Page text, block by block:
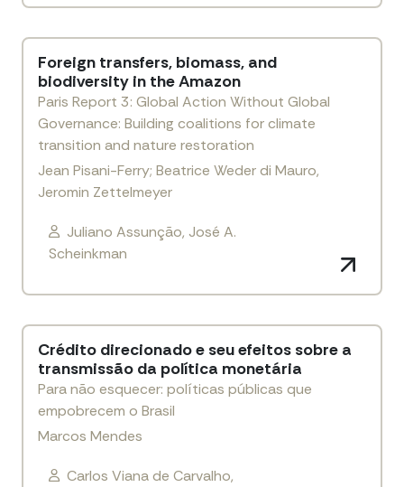
Foreign transfers, biomass, and
biodiversity in the Amazon
Paris Report 3: Global Action Without Global
Governance: Building coalitions for climate
transition and nature restoration
Jean Pisani-Ferry; Beatrice Weder di Mauro,
Jeromin Zettelmeyer
Juliano Assunção, José A.
Scheinkman
Crédito direcionado e seu efeitos sobre a
transmissão da política monetária
Para não esquecer: políticas públicas que
empobrecem o Brasil
Marcos Mendes
Carlos Viana de Carvalho,